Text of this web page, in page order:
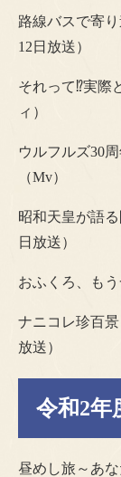
路線バスで寄
12日放送）
それって⁉実際
ィ）
ウルフルズ30
（Mv）
昭和天皇が語
日放送）
おふくろ、も
ナニコレ珍百
放送）
令和2年
昼めし旅～あ